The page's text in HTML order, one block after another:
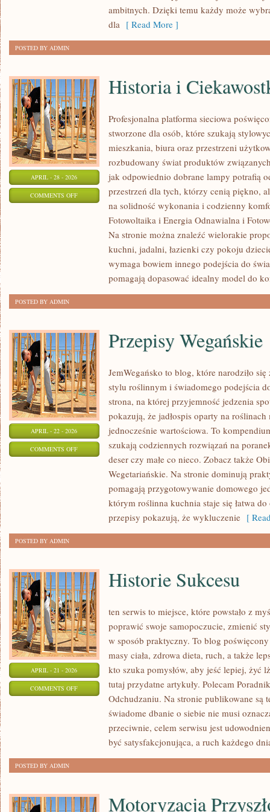
ambitnych. Dzięki temu każdy może
dla [ Read More ]
POSTED BY ADMIN
APRIL - 28 - 2026
COMMENTS OFFON
CIEKAWOSTKI
Historia i
Profesjonalna platforma sieciowa
stworzone dla osób, które szukają
mieszkania, biura oraz przestrzeni
rozbudowany świat produktów
jak odpowiednio dobrane lampy potrafią
przestrzeń dla tych, którzy cenią piękno,
na solidność wykonania i codzienny
Fotowoltaika i Energia Odnawialna i
Na stronie można znaleźć wielorakie
kuchni, jadalni, łazienki czy pokoju
wymaga bowiem innego podejścia do
pomagają dopasować idealny model do
POSTED BY ADMIN
APRIL - 22 - 2026
COMMENTS OFFON
WEGAŃSKIE
Przepisy Wegańskie
JemWegańsko to blog, które narodziło
stylu roślinnym i świadomego podejścia
strona, na której przyjemność jedzenia
pokazują, że jadłospis oparty na
jednocześnie wartościowa. To
szukają codziennych rozwiązań na
deser czy małe co nieco. Zobacz także
Wegetariańskie. Na stronie dominują
pomagają przygotowywanie domowego
którym roślinna kuchnia staje się łatwa
przepisy pokazują, że wykluczenie [
POSTED BY ADMIN
APRIL - 21 - 2026
COMMENTS OFFON
Historie Sukcesu
ten serwis to miejsce, które powstało z
poprawić swoje samopoczucie, zmienić
w sposób praktyczny. To blog
masy ciała, zdrowa dieta, ruch, a także
kto szuka pomysłów, aby jeść lepiej, żyć
tutaj przydatne artykuły. Polecam
Odchudzaniu. Na stronie publikowane są
świadome dbanie o siebie nie musi
przeciwnie, celem serwisu jest
być satysfakcjonująca, a ruch każdego
POSTED BY ADMIN
Motoryzacja